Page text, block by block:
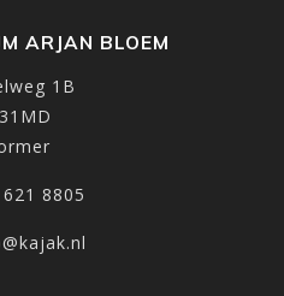
ARJAN BLOEM
1B
8805